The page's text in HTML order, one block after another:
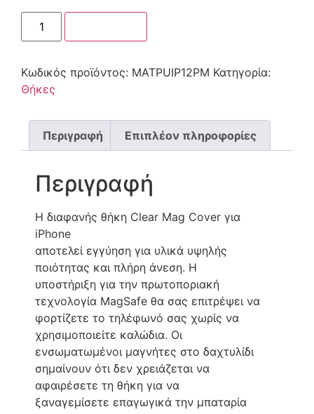
Κωδικός προϊόντος: MATPUIP12PM Κατηγορία:
Θήκες
Περιγραφή Επιπλέον πληροφορίες
Περιγραφή
Η διαφανής θήκη Clear Mag Cover για
iPhone
αποτελεί εγγύηση για υλικά υψηλής
ποιότητας και πλήρη άνεση. Η
υποστήριξη για την πρωτοποριακή
τεχνολογία MagSafe θα σας επιτρέψει να
φορτίζετε το τηλέφωνό σας χωρίς να
χρησιμοποιείτε καλώδια. Οι
ενσωματωμένοι μαγνήτες στο δαχτυλίδι
σημαίνουν ότι δεν χρειάζεται να
αφαιρέσετε τη θήκη για να
ξαναγεμίσετε επαγωγικά την μπαταρία